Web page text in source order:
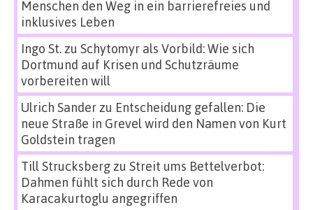
Menschen den Weg in ein barrierefreies und
inklusives Leben
Ingo St.zu Schytomyr als Vorbild: Wie sich
Dortmund auf Krisen und Schutzräume
vorbereiten will
Ulrich Sanderzu Entscheidung gefallen: Die
neue Straße in Grevel wird den Namen von Kurt
Goldstein tragen
Till Strucksbergzu Streit ums Bettelverbot:
Dahmen fühlt sich durch Rede von
Karacakurtoglu angegriffen